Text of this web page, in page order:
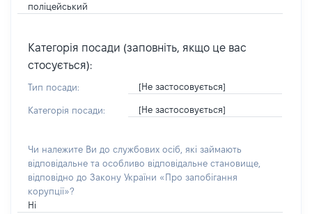
поліцейський
Категорія посади (заповніть, якщо це вас
стосується):
Тип посади: [Не застосовується]
Категорія посади: [Не застосовується]
Чи належите Ви до службових осіб, які займають
відповідальне та особливо відповідальне становище,
відповідно до Закону України «Про запобігання
корупції»?
Ні